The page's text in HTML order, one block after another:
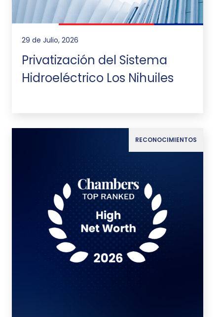
29 de Julio, 2026
Privatización del Sistema
Hidroeléctrico Los Nihuiles
RECONOCIMIENTOS